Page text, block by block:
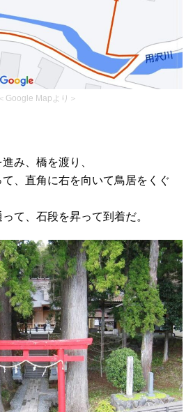
＜Google Mapより＞
み、橋を渡り、
、直角に右を向いて鳥居をくぐ
て、石段を昇って到着だ。